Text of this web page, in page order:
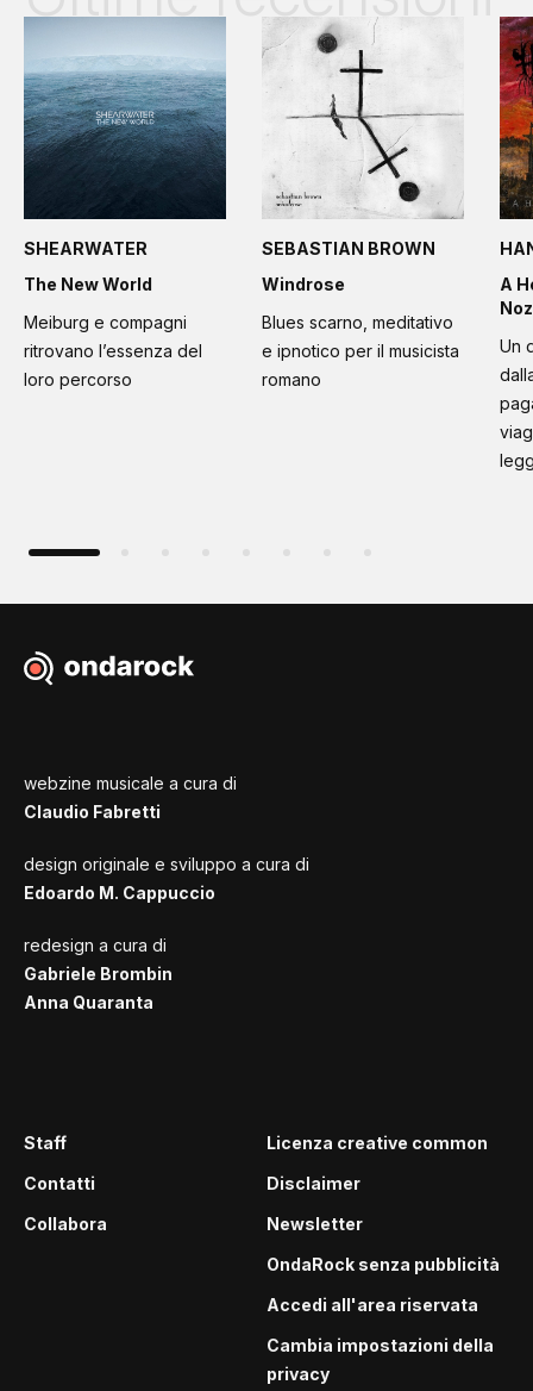
SHEARWATER
The New World
Meiburg e compagni
ritrovano l’essenza del
loro percorso
SEBASTIAN BROWN
Windrose
Blues scarno, meditativo
e ipnotico per il musicista
romano
A
Noz
Un
webzine musicale a cura di
Claudio Fabretti
design originale e sviluppo a cura di
Edoardo M. Cappuccio
redesign a cura di
Gabriele Brombin
Anna Quaranta
Staff
Contatti
Collabora
Licenza creative common
Disclaimer
Newsletter
OndaRock senza pubblicità
Accedi all'area riservata
Cambia impostazioni della
privacy